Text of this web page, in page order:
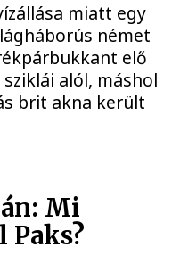
miatt egy
német
elő
alól, máshol
brit akna került
Mi